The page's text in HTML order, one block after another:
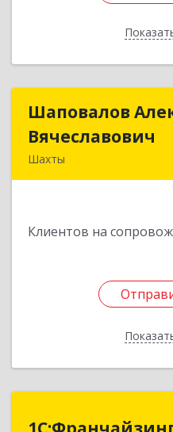
Шаповалов
Вячеславович
Шахты
Клиентов на